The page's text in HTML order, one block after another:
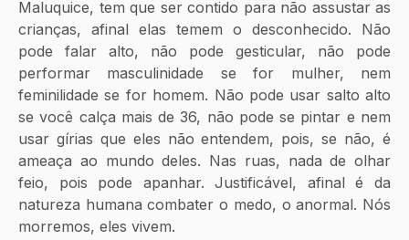
Maluquice, tem que ser contido para não assustar as
crianças, afinal elas temem o desconhecido. Não
pode falar alto, não pode gesticular, não pode
performar masculinidade se for mulher, nem
feminilidade se for homem. Não pode usar salto alto
se você calça mais de 36, não pode se pintar e nem
usar gírias que eles não entendem, pois, se não, é
ameaça ao mundo deles. Nas ruas, nada de olhar
feio, pois pode apanhar. Justificável, afinal é da
natureza humana combater o medo, o anormal. Nós
morremos, eles vivem.